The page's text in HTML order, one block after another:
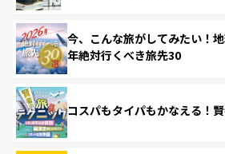
今、こんな旅がしてみたい！
年絶対行くべき旅先30
コスパもタイパもかなえる！